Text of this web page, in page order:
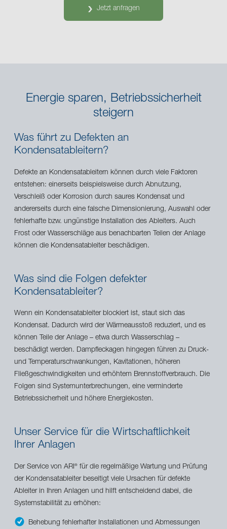
Jetzt anfragen
Energie sparen, Betriebssicherheit
steigern
Was führt zu Defekten an
Kondensatableitern?
Defekte an Kondensatableitern können durch viele Faktoren
entstehen: einerseits beispielsweise durch Abnutzung,
Verschleiß oder Korrosion durch saures Kondensat und
andererseits durch eine falsche Dimensionierung, Auswahl oder
fehlerhafte bzw. ungünstige Installation des Ableiters. Auch
Frost oder Wasserschläge aus benachbarten Teilen der Anlage
können die Kondensatableiter beschädigen.
Was sind die Folgen defekter
Kondensatableiter?
Wenn ein Kondensatableiter blockiert ist, staut sich das
Kondensat. Dadurch wird der Wärmeausstoß reduziert, und es
können Teile der Anlage – etwa durch Wasserschlag –
beschädigt werden. Dampfleckagen hingegen führen zu Druck-
und Temperaturschwankungen, Kavitationen, höheren
Fließgeschwindigkeiten und erhöhtem Brennstoffverbrauch. Die
Folgen sind Systemunterbrechungen, eine verminderte
Betriebssicherheit und höhere Energiekosten.
Unser Service für die Wirtschaftlichkeit
Ihrer Anlagen
Der Service von ARI® für die regelmäßige Wartung und Prüfung
der Kondensatableiter beseitigt viele Ursachen für defekte
Ableiter in Ihren Anlagen und hilft entscheidend dabei, die
Systemstabilität zu erhöhen:
Behebung fehlerhafter Installationen und Abmessungen